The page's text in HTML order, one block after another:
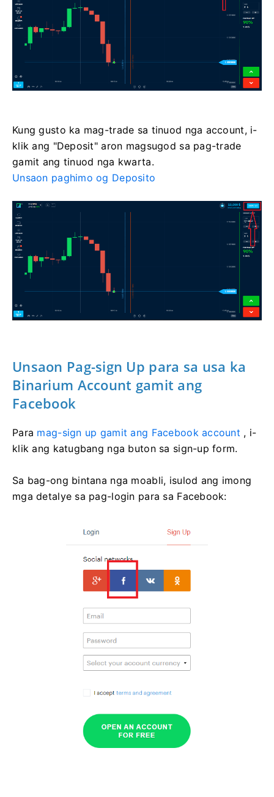
Kung gusto ka mag-trade sa tinuod nga account, i-
klik ang "Deposit" aron magsugod sa pag-trade
gamit ang tinuod nga kwarta.
Unsaon paghimo og Deposito
Unsaon Pag-sign Up para sa usa ka
Binarium Account gamit ang
Facebook
Para mag-sign up gamit ang Facebook account , i-
klik ang katugbang nga buton sa sign-up form.
Sa bag-ong bintana nga moabli, isulod ang imong
mga detalye sa pag-login para sa Facebook: